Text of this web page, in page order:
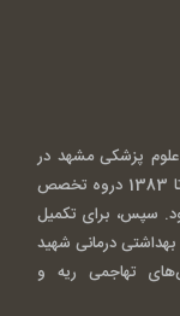
علوم پزشکی مشهد در
سال 1372 به پایان رساند و بین سال‌های 1378 تا 1383 دروه تخصص
سپس، برای تکمیل
درمانی شهید
تهاجمی ریه و